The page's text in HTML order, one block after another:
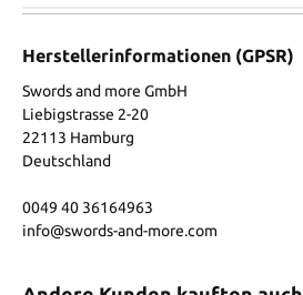
Herstellerinformationen (GPSR)
Swords and more GmbH
Liebigstrasse 2-20
22113 Hamburg
Deutschland
0049 40 36164963
info@swords-and-more.com